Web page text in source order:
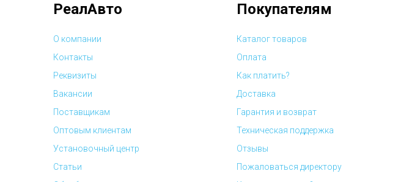
РеалАвто
О компании
Контакты
Реквизиты
Вакансии
Поставщикам
Оптовым клиентам
Установочный центр
Статьи
Покупателям
Каталог товаров
Оплата
Как платить?
Доставка
Гарантия и возврат
Техническая поддержка
Отзывы
Пожаловаться директору